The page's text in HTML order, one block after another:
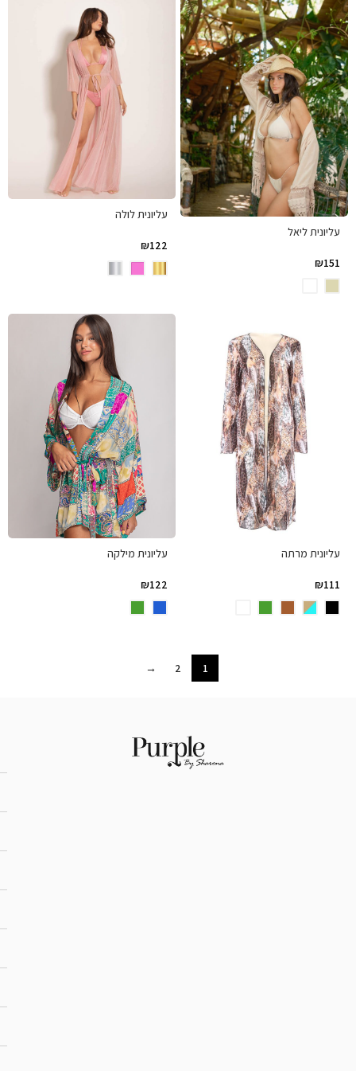
עליונית ליאל
₪151
עליונית לולה
₪122
עליונית מרתה
₪111
עליונית מילקה
₪122
1
2
→